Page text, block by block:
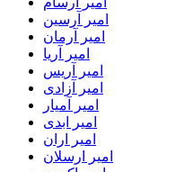
امیر آرسین
امیر آرمان
امیر آریا
امیر آریس
امیر آزادی
امیر آمیار
امیر ابدی
امیر اران
امیر ارسلان